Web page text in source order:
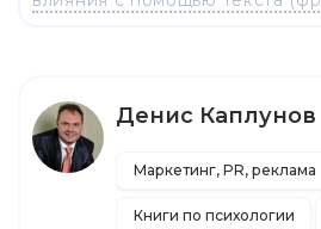
Денис Каплунов
Маркетинг, PR, реклама
Книги по психологии